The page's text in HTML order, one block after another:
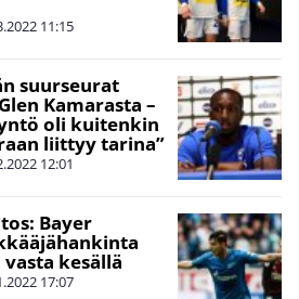
11:15
suurseurat
Kamarasta –
oli kuitenkin
liittyy tarina”
12:01
Bayer
kesällä
17:07